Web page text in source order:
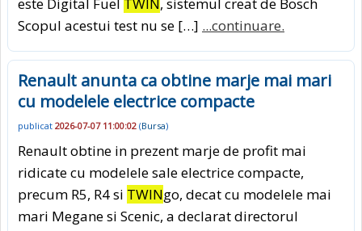
este Digital Fuel TWIN, sistemul creat de Bosch
Scopul acestui test nu se […] ...continuare.
Renault anunta ca obtine marje mai mari
cu modelele electrice compacte
publicat 2026-07-07 11:00:02 (Bursa)
Renault obtine in prezent marje de profit mai
ridicate cu modelele sale electrice compacte,
precum R5, R4 si TWINgo, decat cu modelele mai
mari Megane si Scenic, a declarat directorul